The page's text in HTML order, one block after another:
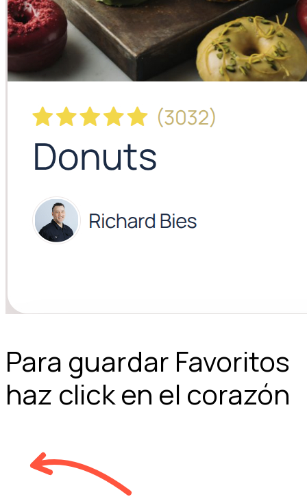
Para guardar Favoritos
haz click en el corazón